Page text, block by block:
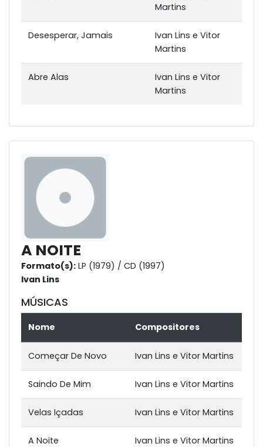
Martins
Desesperar, Jamais
Ivan Lins e Vitor
Martins
Abre Alas
Ivan Lins e Vitor
Martins
A NOITE
Formato(s): LP (1979) / CD (1997)
Ivan Lins
MÚSICAS
Nome Compositores
Começar De Novo Ivan Lins e Vitor Martins
Saindo De Mim Ivan Lins e Vitor Martins
Velas Içadas Ivan Lins e Vitor Martins
A Noite Ivan Lins e Vitor Martins